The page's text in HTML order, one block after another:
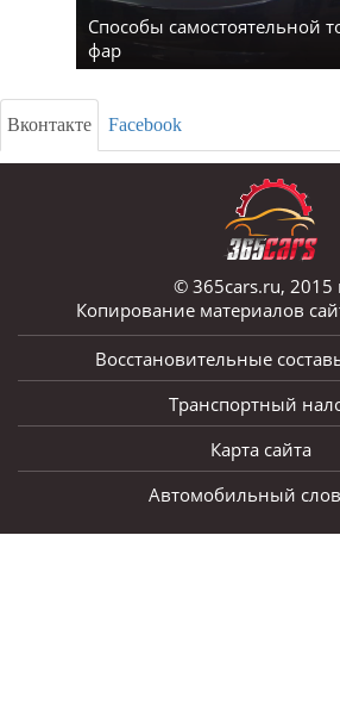
Способы самостоятельной
фар
Вконтакте Facebook
© 365cars.ru, 2015
Копирование материалов
Восстановительные
Транспортный
Карта сайта
Автомобильный